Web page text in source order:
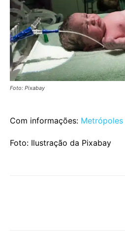
Foto: Pixabay
Com informações: Metrópoles
Foto: Ilustração da Pixabay